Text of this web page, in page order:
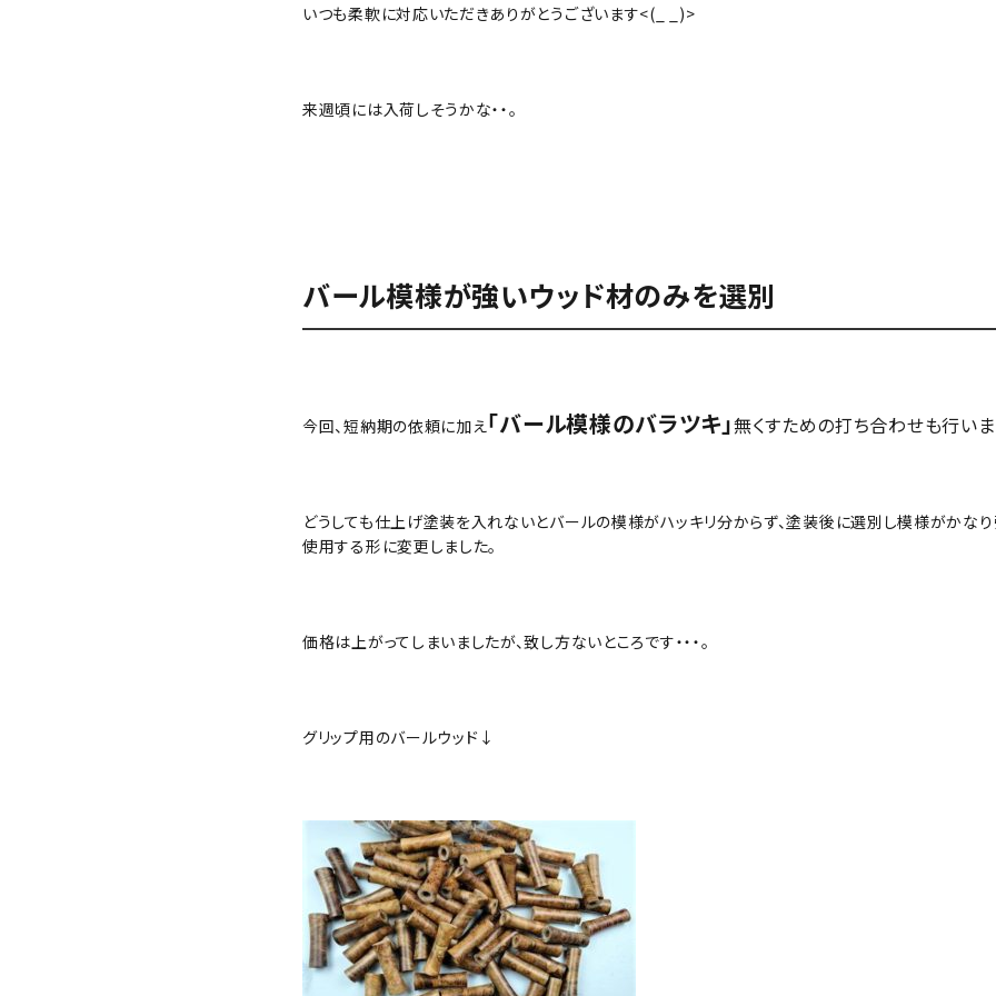
いつも柔軟に対応いただきありがとうございます<(_ _)>
来週頃には入荷しそうかな・・。
バール模様が強いウッド材のみを選別
今回、短納期の依頼に加え「バール模様のバラツキ」無くすための打ち合わせも行いま
どうしても仕上げ塗装を入れないとバールの模様がハッキリ分からず、塗装後に選別し模様がかな
使用する形に変更しました。
価格は上がってしまいましたが、致し方ないところです・・・。
グリップ用のバールウッド↓